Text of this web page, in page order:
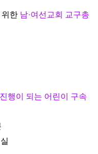
위한 남·여선교회 교구총
행이 되는 어린이 구속